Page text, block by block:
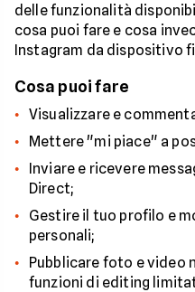
delle funzionalità
cosa puoi fare e cosa
Instagram da dispositivo
Cosa puoi fare
Visualizzare e
Mettere "mi piace" a
Inviare e ricevere
Direct;
Gestire il tuo profilo e
personali;
Pubblicare foto e video
funzioni di editing